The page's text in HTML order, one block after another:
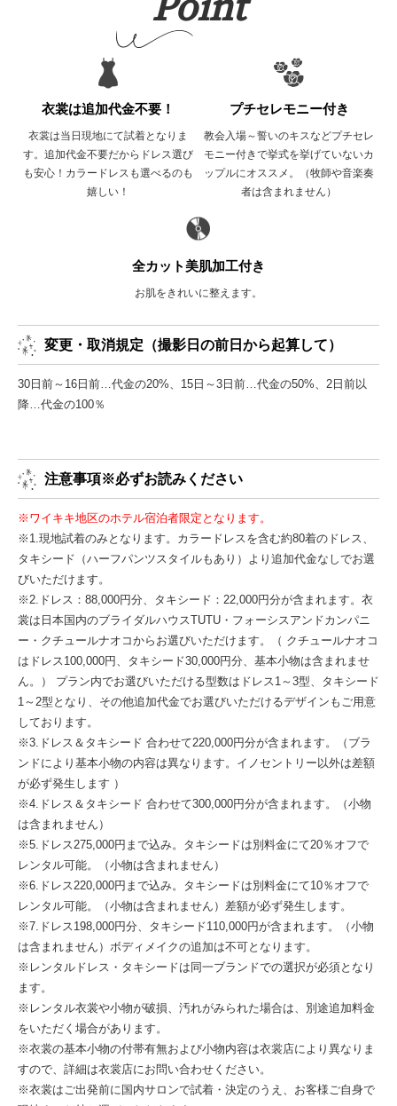
衣裳は追加代金不要！
衣裳は当日現地にて試着となりま
す。追加代金不要だからドレス選び
も安心！カラードレスも選べるのも
嬉しい！
プチセレモニー付き
教会入場～誓いのキスなどプチセレ
モニー付きで挙式を挙げていないカ
ップルにオススメ。（牧師や音楽奏
者は含まれません）
全カット美肌加工付き
お肌をきれいに整えます。
変更・取消規定（撮影日の前日から起算して）
30日前～16日前…代金の20%、15日～3日前…代金の50%、2日前以
降…代金の100％
注意事項※必ずお読みください
※ワイキキ地区のホテル宿泊者限定となります。
※1.現地試着のみとなります。カラードレスを含む約80着のドレス、
タキシード（ハーフパンツスタイルもあり）より追加代金なしでお選
びいただけます。
※2.ドレス：88,000円分、タキシード：22,000円分が含まれます。衣
裳は日本国内のブライダルハウスTUTU・フォーシスアンドカンパニ
ー・クチュールナオコからお選びいただけます。（ クチュールナオコ
はドレス100,000円、タキシード30,000円分、基本小物は含まれませ
ん。） プラン内でお選びいただける型数はドレス1～3型、タキシード
1～2型となり、その他追加代金でお選びいただけるデザインもご用意
しております。
※3.ドレス＆タキシード 合わせて220,000円分が含まれます。（ブラ
ンドにより基本小物の内容は異なります。イノセントリー以外は差額
が必ず発生します ）
※4.ドレス＆タキシード 合わせて300,000円分が含まれます。（小物
は含まれません）
※5.ドレス275,000円まで込み。タキシードは別料金にて20％オフで
レンタル可能。（小物は含まれません）
※6.ドレス220,000円まで込み。タキシードは別料金にて10％オフで
レンタル可能。（小物は含まれません）差額が必ず発生します。
※7.ドレス198,000円分、タキシード110,000円が含まれます。（小物
は含まれません）ボディメイクの追加は不可となります。
※レンタルドレス・タキシードは同一ブランドでの選択が必須となり
ます。
※レンタル衣裳や小物が破損、汚れがみられた場合は、別途追加料金
をいただく場合があります。
※衣裳の基本小物の付帯有無および小物内容は衣裳店により異なりま
すので、詳細は衣裳店にお問い合わせください。
※衣裳はご出発前に国内サロンで試着・決定のうえ、お客様ご自身で